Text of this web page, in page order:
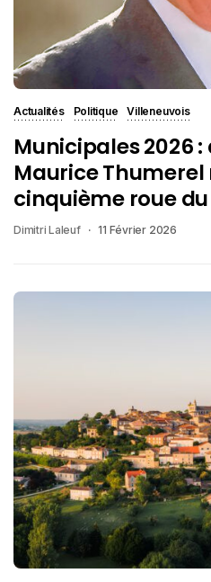
Actualités Politique Villeneuvois
Municipales 2026
Maurice Thumerel
cinquième roue
Dimitri Laleuf 11 Février 2026